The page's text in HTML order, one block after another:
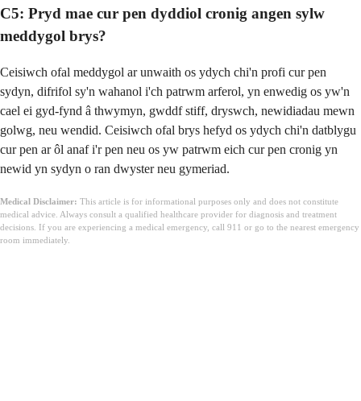
C5: Pryd mae cur pen dyddiol cronig angen sylw
meddygol brys?
Ceisiwch ofal meddygol ar unwaith os ydych chi'n profi cur pen
sydyn, difrifol sy'n wahanol i'ch patrwm arferol, yn enwedig os yw'n
cael ei gyd-fynd â thwymyn, gwddf stiff, dryswch, newidiadau mewn
golwg, neu wendid. Ceisiwch ofal brys hefyd os ydych chi'n datblygu
cur pen ar ôl anaf i'r pen neu os yw patrwm eich cur pen cronig yn
newid yn sydyn o ran dwyster neu gymeriad.
Medical Disclaimer: This article is for informational purposes only and does not constitute
medical advice. Always consult a qualified healthcare provider for diagnosis and treatment
decisions. If you are experiencing a medical emergency, call 911 or go to the nearest emergency
room immediately.